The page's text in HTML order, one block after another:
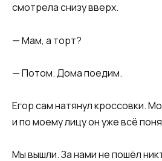
смотрела снизу вверх.
— Мам, а торт?
— Потом. Дома поедим.
Егор сам натянул кроссовки.
и по моему лицу он уже всё
Мы вышли. За нами не пошёл